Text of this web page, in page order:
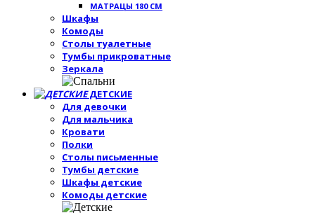
МАТРАЦЫ 180 СМ
Шкафы
Комоды
Столы туалетные
Тумбы прикроватные
Зеркала
ДЕТСКИЕ
Для девочки
Для мальчика
Кровати
Полки
Столы письменные
Тумбы детские
Шкафы детские
Комоды детские